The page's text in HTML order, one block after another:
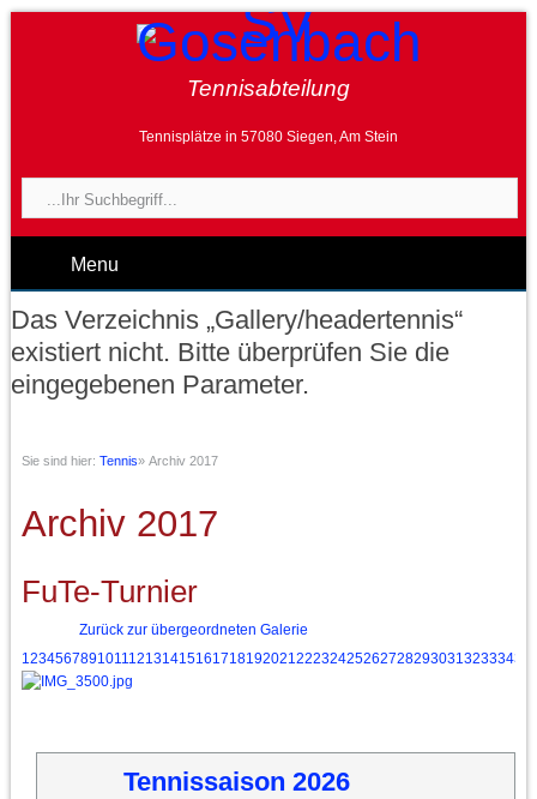
Tennisabteilung
Tennisplätze in 57080 Siegen, Am Stein
Menu
Das Verzeichnis „Gallery/headertennis“
existiert nicht. Bitte überprüfen Sie die
eingegebenen Parameter.
Sie sind hier: Tennis» Archiv 2017
Archiv 2017
FuTe-Turnier
Zurück zur übergeordneten Galerie
1 234567891011 12131415161718192021 22232425262728293031 32333435
Tennissaison 2026